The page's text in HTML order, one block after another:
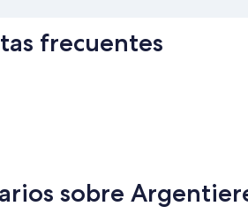
frecuentes
sobre